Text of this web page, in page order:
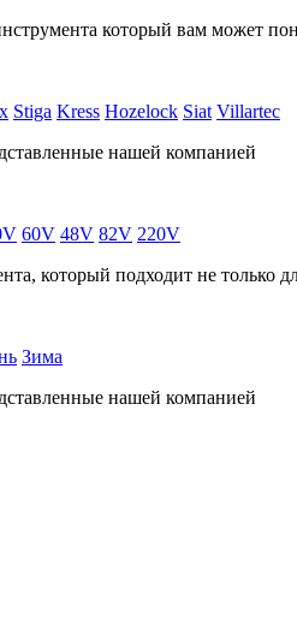
который вам может
Stiga Kress Hozelock Siat Villartec
нашей компанией
60V 48V 82V 220V
который подходит не только
Зима
нашей компанией